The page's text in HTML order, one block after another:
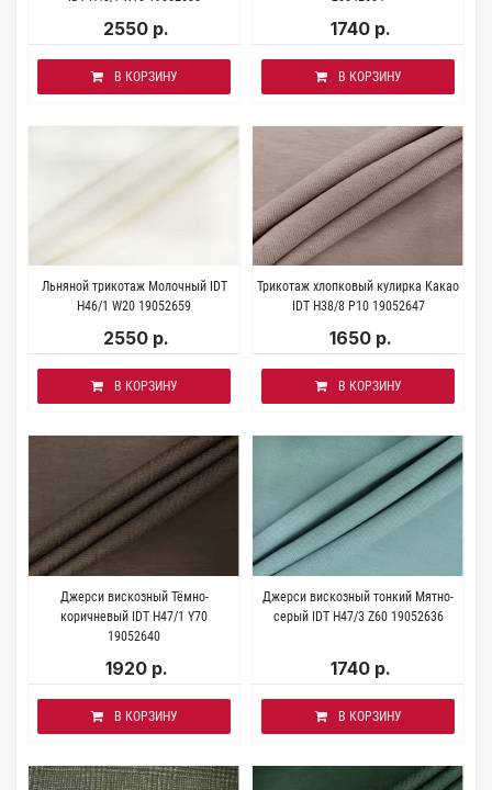
2550 р.
В КОРЗИНУ
1740 р.
В КОРЗИНУ
Льняной трикотаж Молочный IDT
H46/1 W20 19052659
2550 р.
В КОРЗИНУ
Трикотаж хлопковый кулирка Какао
IDT H38/8 P10 19052647
1650 р.
В КОРЗИНУ
Джерси вискозный Тёмно-
коричневый IDT H47/1 Y70
19052640
1920 р.
В КОРЗИНУ
Джерси вискозный тонкий Мятно-
серый IDT H47/3 Z60 19052636
1740 р.
В КОРЗИНУ